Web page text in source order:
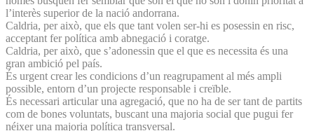
l’interès superior de la nació andorrana.
Caldria, per això, que els que tant volen ser-hi es posessin en risc,
acceptant fer política amb abnegació i coratge.
Caldria, per això, que s’adonessin que el que es necessita és una
gran ambició pel país.
És urgent crear les condicions d’un reagrupament al més ampli
possible, entorn d’un projecte responsable i creïble.
És necessari articular una agregació, que no ha de ser tant de partits
com de bones voluntats, buscant una majoria social que pugui fer
néixer una majoria política transversal.